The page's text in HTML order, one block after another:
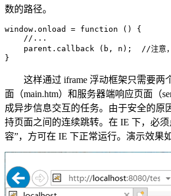
数的路径。
window.onload = function () {
    //...
parent.callback (b, n);  //注意，
}
这样通过 iframe 浮动框架只需要两
面（main.htm）和服务器端响应页面（
成异步信息交互的任务。由于安全的原
持页面之间的连续跳转。在 IE 下，必
容”，方可在 IE 下正常运行。演示效果